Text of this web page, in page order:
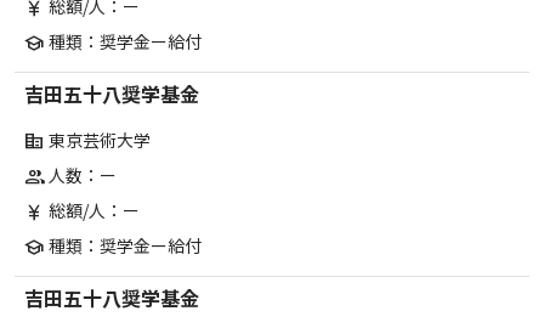
currency_yen 総額/人：ー
school 種類：奨学金ー給付
吉田五十八奨学基金
corporate_fare 東京芸術大学
group人数：ー
currency_yen 総額/人：ー
school 種類：奨学金ー給付
吉田五十八奨学基金